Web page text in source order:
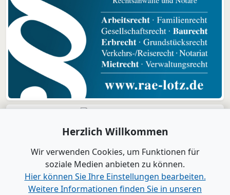
Herzlich Willkommen
Wir verwenden Cookies, um Funktionen für
soziale Medien anbieten zu können.
Hier können Sie Ihre Einstellungen bearbeiten.
Weitere Informationen finden Sie in unseren